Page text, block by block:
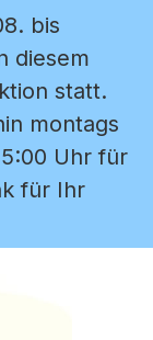
bis
diesem
statt.
montags
Uhr für
für Ihr